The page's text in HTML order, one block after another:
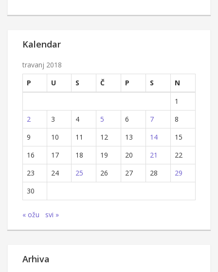
Kalendar
travanj 2018
P
U S Č P S
N
1
2
3 4 5 6 7
8
9
10 11 12 13 14
15
16
17 18 19 20 21
22
23
24 25 26 27 28
29
30
« ožu svi »
Arhiva